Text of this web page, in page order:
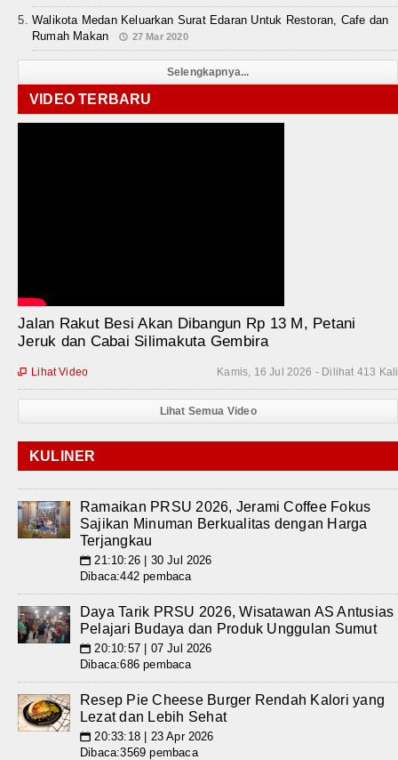
Walikota Medan Keluarkan Surat Edaran Untuk Restoran, Cafe dan
Rumah Makan
27 Mar 2020
Selengkapnya...
VIDEO TERBARU
Jalan Rakut Besi Akan Dibangun Rp 13 M, Petani
Jeruk dan Cabai Silimakuta Gembira
Kamis, 16 Jul 2026 - Dilihat 413 Kali
 Lihat Video
Lihat Semua Video
KULINER
Ramaikan PRSU 2026, Jerami Coffee Fokus
Sajikan Minuman Berkualitas dengan Harga
Terjangkau
📅 21:10:26 | 30 Jul 2026
Dibaca:442 pembaca
Daya Tarik PRSU 2026, Wisatawan AS Antusias
Pelajari Budaya dan Produk Unggulan Sumut
📅 20:10:57 | 07 Jul 2026
Dibaca:686 pembaca
Resep Pie Cheese Burger Rendah Kalori yang
Lezat dan Lebih Sehat
📅 20:33:18 | 23 Apr 2026
Dibaca:3569 pembaca